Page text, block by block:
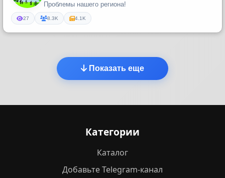
Проблемы нашего региона!
27 8.3K 4.1K
Показать еще
Категории
Каталог
Добавьте Telegram-канал